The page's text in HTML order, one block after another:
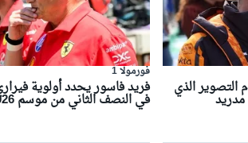
التصوير الذي
فورمولا 1
فريد فاسور يحدد أولوية
في النصف الثاني من موسم 2026